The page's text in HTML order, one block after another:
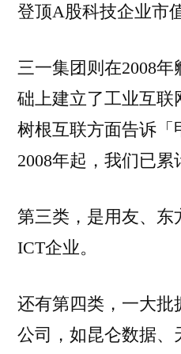
登顶A股科技企业市
三一集团则在2008
础上建立了工业互联
树根互联方面告诉「
2008年起，我们已累
第三类，是用友、
ICT企业。
还有第四类，一大
公司，如昆仑数据、